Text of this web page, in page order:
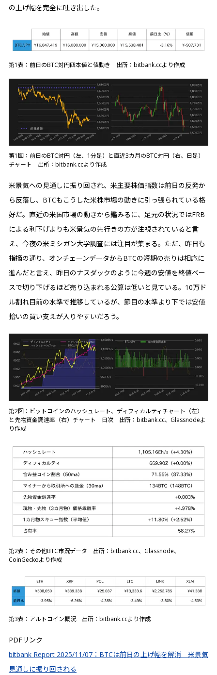
の上げ幅を完全に吐き出した。
第1表：前日のBTC対円四本値と値動き 出所：bitbank.ccより作成
第1図：前日のBTC対円（左、1分足）と直近3カ月のBTC対円（右、日足）
チャート 出所：bitbank.ccより作成
米景気への見通しに振り回され、米主要株価指数は前日の反発か
ら反落し、BTCもこうした米株市場の動きに引っ張られている格
好だ。直近の米国市場の動きから鑑みるに、足元の状況ではFRB
による利下げよりも米景気の先行きの方が注視されていると言
え、今夜の米ミシガン大学調査には注目が集まる。ただ、昨日も
指摘の通り、オンチェーンデータからBTCの短期の売りは相応に
進んだと言え、昨日のナスダックのように今週の安値を終値ベー
スで切り下げるほど売り込まれる公算は低いと見ている。10万ド
ル割れ目前の水準で推移しているが、節目の水準より下では安値
拾いの買い支えが入りやすいだろう。
第2図：ビットコインのハッシュレート、ディフィカルティチャート（左）
と先物資金調達率（右）チャート 日次 出所：bitbank.cc、Glassnodeよ
り作成
第2表：その他BTC市況データ 出所：bitbank.cc、Glassnode、
CoinGeckoより作成
第3表：アルトコイン概況 出所：bitbank.ccより作成
PDFリンク
bitbank Report 2025/11/07：BTCは前日の上げ幅を解消 米景気
見通しに振り回される